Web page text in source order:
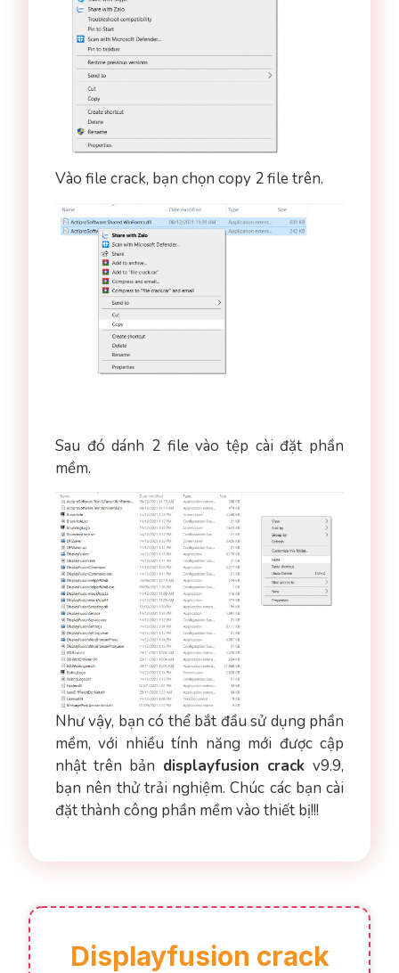
Vào file crack, bạn chọn copy 2 file trên.
Sau đó dánh 2 file vào tệp cài đặt phần
mềm.
Như vậy, bạn có thể bắt đầu sử dụng phần
mềm, với nhiều tính năng mới được cập
nhật trên bản displayfusion crackv9.9,
bạn nên thử trải nghiệm. Chúc các bạn cài
đặt thành công phần mềm vào thiết bị!!!
Displayfusion crack